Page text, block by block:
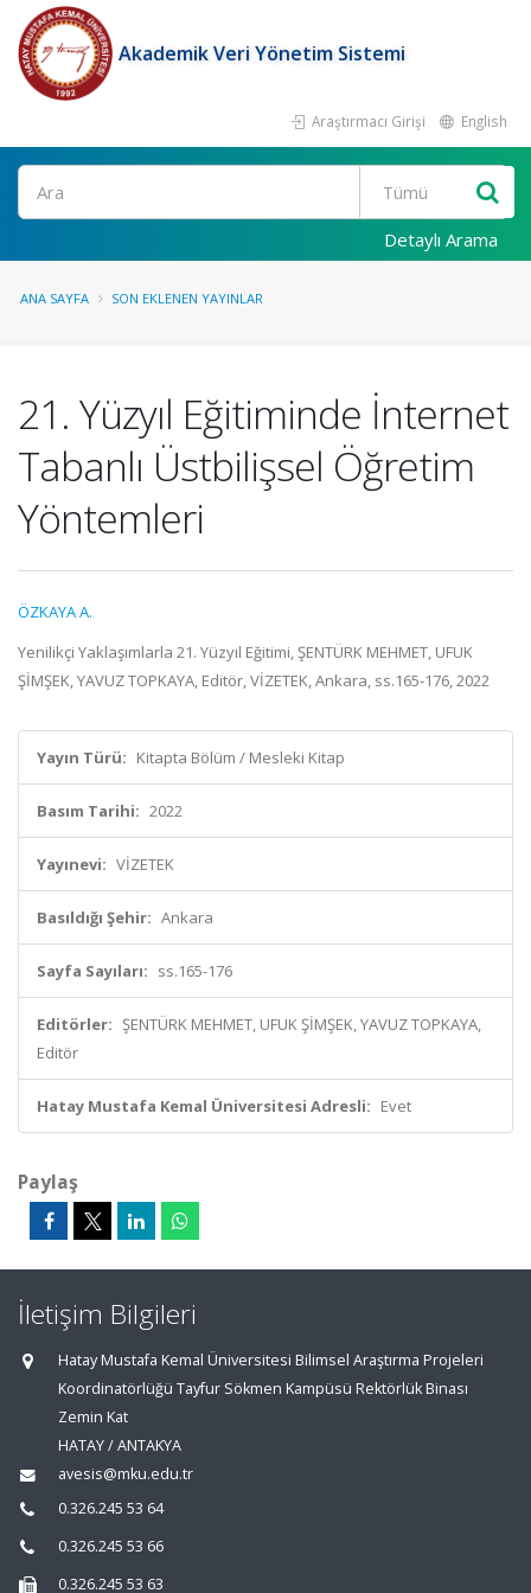
Akademik Veri Yönetim Sistemi
Araştırmacı Girişi English
Ara
Detaylı Arama
ANA SAYFA SON EKLENEN YAYINLAR
21. Yüzyıl Eğitiminde İnternet
Tabanlı Üstbilişsel Öğretim
Yöntemleri
ÖZKAYA A.
Yenilikçi Yaklaşımlarla 21. Yüzyıl Eğitimi, ŞENTÜRK MEHMET, UFUK
ŞİMŞEK, YAVUZ TOPKAYA, Editör, VİZETEK, Ankara, ss.165-176, 2022
Yayın Türü: Kitapta Bölüm / Mesleki Kitap
Basım Tarihi: 2022
Yayınevi: VİZETEK
Basıldığı Şehir: Ankara
Sayfa Sayıları: ss.165-176
Editörler: ŞENTÜRK MEHMET, UFUK ŞİMŞEK, YAVUZ TOPKAYA,
Editör
Hatay Mustafa Kemal Üniversitesi Adresli: Evet
Paylaş
İletişim Bilgileri
Hatay Mustafa Kemal Üniversitesi Bilimsel Araştırma Projeleri
Koordinatörlüğü Tayfur Sökmen Kampüsü Rektörlük Binası
Zemin Kat
HATAY / ANTAKYA
avesis@mku.edu.tr
0.326.245 53 64
0.326.245 53 66
0.326.245 53 63